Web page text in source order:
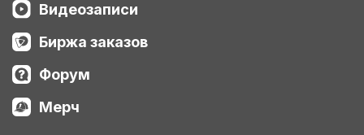
Видеозаписи
Биржа заказов
Форум
Мерч